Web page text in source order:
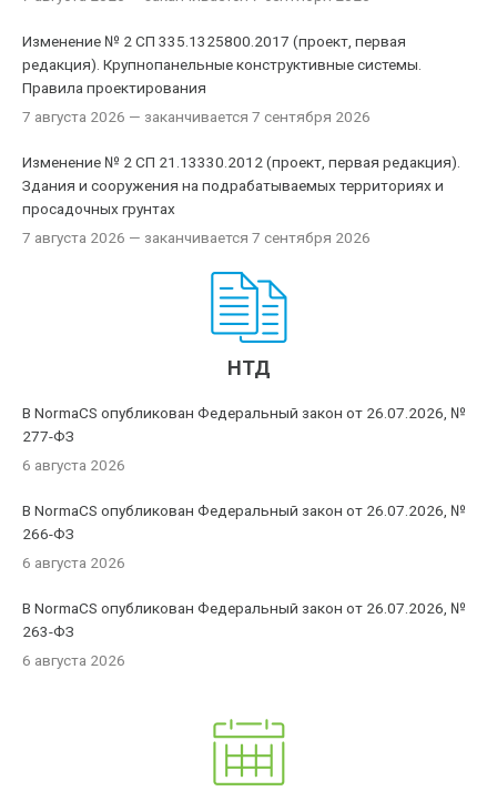
Изменение № 2 СП 335.1325800.2017 (проект, первая
редакция). Крупнопанельные конструктивные системы.
Правила проектирования
7 августа 2026 — заканчивается 7 сентября 2026
Изменение № 2 СП 21.13330.2012 (проект, первая редакция).
Здания и сооружения на подрабатываемых территориях и
просадочных грунтах
7 августа 2026 — заканчивается 7 сентября 2026
НТД
В NormaCS опубликован Федеральный закон от 26.07.2026, №
277-ФЗ
6 августа 2026
В NormaCS опубликован Федеральный закон от 26.07.2026, №
266-ФЗ
6 августа 2026
В NormaCS опубликован Федеральный закон от 26.07.2026, №
263-ФЗ
6 августа 2026